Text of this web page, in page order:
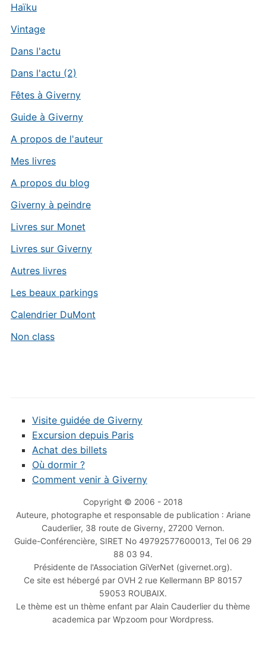
Haïku
Vintage
Dans l'actu
Dans l'actu (2)
Fêtes à Giverny
Guide à Giverny
A propos de l'auteur
Mes livres
A propos du blog
Giverny à peindre
Livres sur Monet
Livres sur Giverny
Autres livres
Les beaux parkings
Calendrier DuMont
Non class
Visite guidée de Giverny
Excursion depuis Paris
Achat des billets
Où dormir ?
Comment venir à Giverny
Copyright © 2006 - 2018
Auteure, photographe et responsable de publication : Ariane
Cauderlier, 38 route de Giverny, 27200 Vernon.
Guide-Conférencière, SIRET No 49792577600013, Tel 06 29
88 03 94.
Présidente de l'Association GiVerNet (givernet.org).
Ce site est hébergé par OVH 2 rue Kellermann BP 80157
59053 ROUBAIX.
Le thème est un thème enfant par Alain Cauderlier du thème
academica par Wpzoom pour Wordpress.